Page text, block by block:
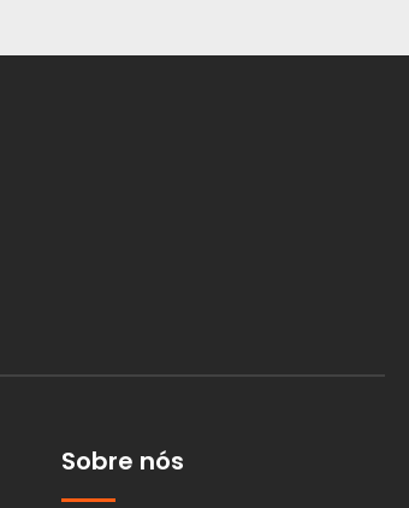
Sobre nós